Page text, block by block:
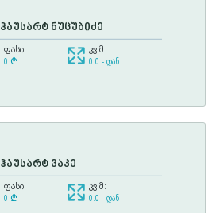
ჰაუსარტ ნუცუბიძე
ფასი:
0 ¢
კვ.მ:
0.0 - დან
ჰაუსარტ ვაკე
ფასი:
0 ¢
კვ.მ:
0.0 - დან